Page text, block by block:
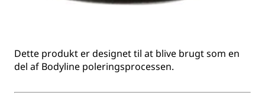
Dette produkt er designet til at blive brugt som en
del af Bodyline poleringsprocessen.